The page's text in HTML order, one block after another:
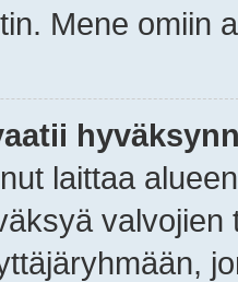
Mene omiin
laittaa